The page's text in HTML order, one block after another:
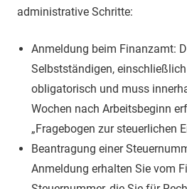
administrative Schritte:
Anmeldung beim Finanzamt:
Selbstständigen, einschließlich
obligatorisch und muss
Wochen nach Arbeitsbeginn
„Fragebogen zur steuerlichen
Beantragung einer
Anmeldung erhalten Sie vom